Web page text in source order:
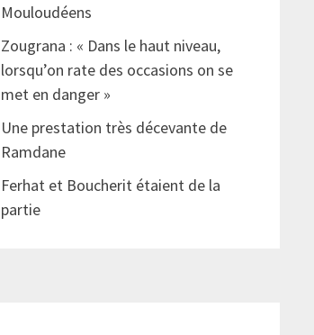
Mouloudéens
Zougrana : « Dans le haut niveau,
lorsqu’on rate des occasions on se
met en danger »
Une prestation très décevante de
Ramdane
Ferhat et Boucherit étaient de la
partie